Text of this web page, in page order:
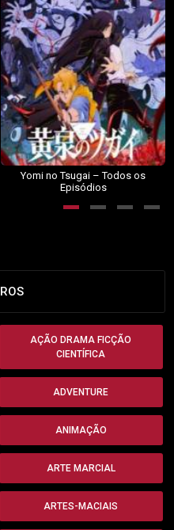
Yomi no Tsugai – Todos os
Episódios
AÇÃO DRAMA FICÇÃO
CIENTÍFICA
ADVENTURE
ANIMAÇÃO
ARTE MARCIAL
ARTES-MACIAIS